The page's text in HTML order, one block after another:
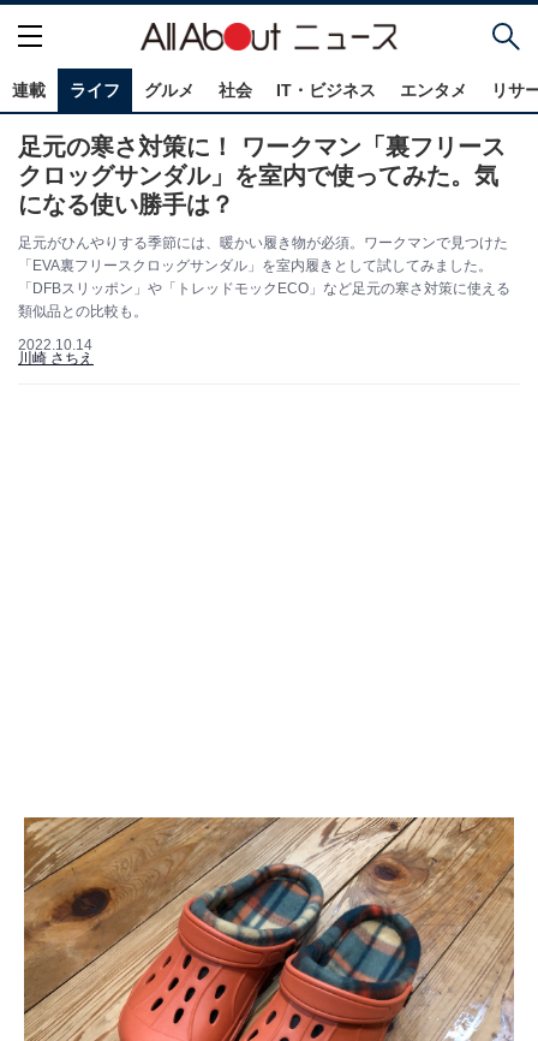
連載 ライフ グルメ 社会 IT・ビジネス エンタメ リサ
足元の寒さ対策に！ ワークマン「裏フリース
クロッグサンダル」を室内で使ってみた。気
になる使い勝手は？
足元がひんやりする季節には、暖かい履き物が必須。ワークマンで見つけた
「EVA裏フリースクロッグサンダル」を室内履きとして試してみました。
「DFBスリッポン」や「トレッドモックECO」など足元の寒さ対策に使える
類似品との比較も。
2022.10.14
川崎 さちえ